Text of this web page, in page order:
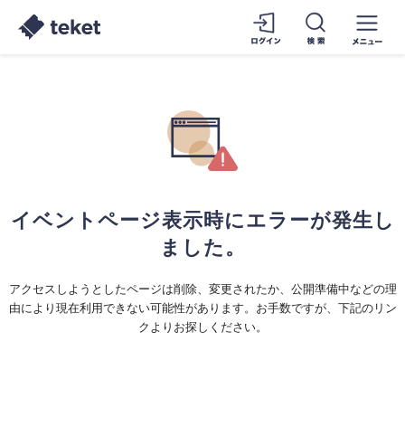
イベントページ表示時にエラーが発生し
ました。
アクセスしようとしたページは削除、変更されたか、公開準備中などの理
由により現在利用できない可能性があります。お手数ですが、下記のリン
クよりお探しください。